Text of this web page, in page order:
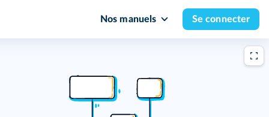
Nos manuels Se connecter